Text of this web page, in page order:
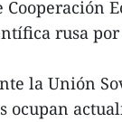
rusa
la Unión